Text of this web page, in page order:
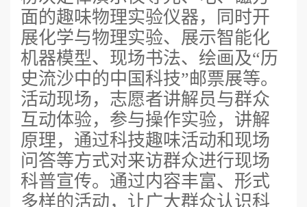
面的趣味物理实验仪器，同时开
展化学与物理实验、展示智能化
机器模型、现场书法、绘画及“历
史流沙中的中国科技”邮票展等。
活动现场，志愿者讲解员与群众
互动体验，参与操作实验，讲解
原理，通过科技趣味活动和现场
问答等方式对来访群众进行现场
科普宣传。通过内容丰富、形式
多样的活动，让广大群众认识科